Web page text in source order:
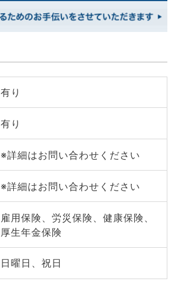
有り
有り
※詳細はお問い合わせください
※詳細はお問い合わせください
雇用保険、労災保険、健康保険、
厚生年金保険
日曜日、祝日